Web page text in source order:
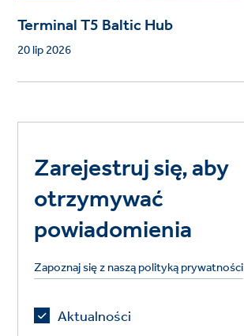
Terminal T5 Baltic Hub
20 lip 2026
Zarejestruj się, aby
otrzymywać
powiadomienia
Zapoznaj się z naszą polityką prywatności
Aktualności